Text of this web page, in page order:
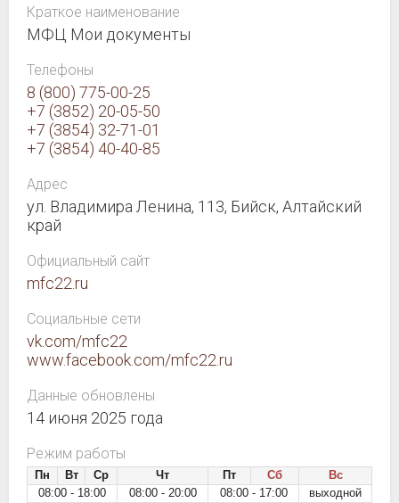
Краткое наименование
МФЦ Мои документы
Телефоны
8 (800) 775-00-25
+7 (3852) 20-05-50
+7 (3854) 32-71-01
+7 (3854) 40-40-85
Адрес
ул. Владимира Ленина, 113, Бийск, Алтайский
край
Официальный сайт
mfc22.ru
Социальные сети
vk.com/mfc22
www.facebook.com/mfc22.ru
Данные обновлены
14 июня 2025 года
Режим работы
Пн Вт Ср Чт Пт Сб
Вс
08:00 - 18:00
08:00 - 20:00 08:00 - 17:00
выходной